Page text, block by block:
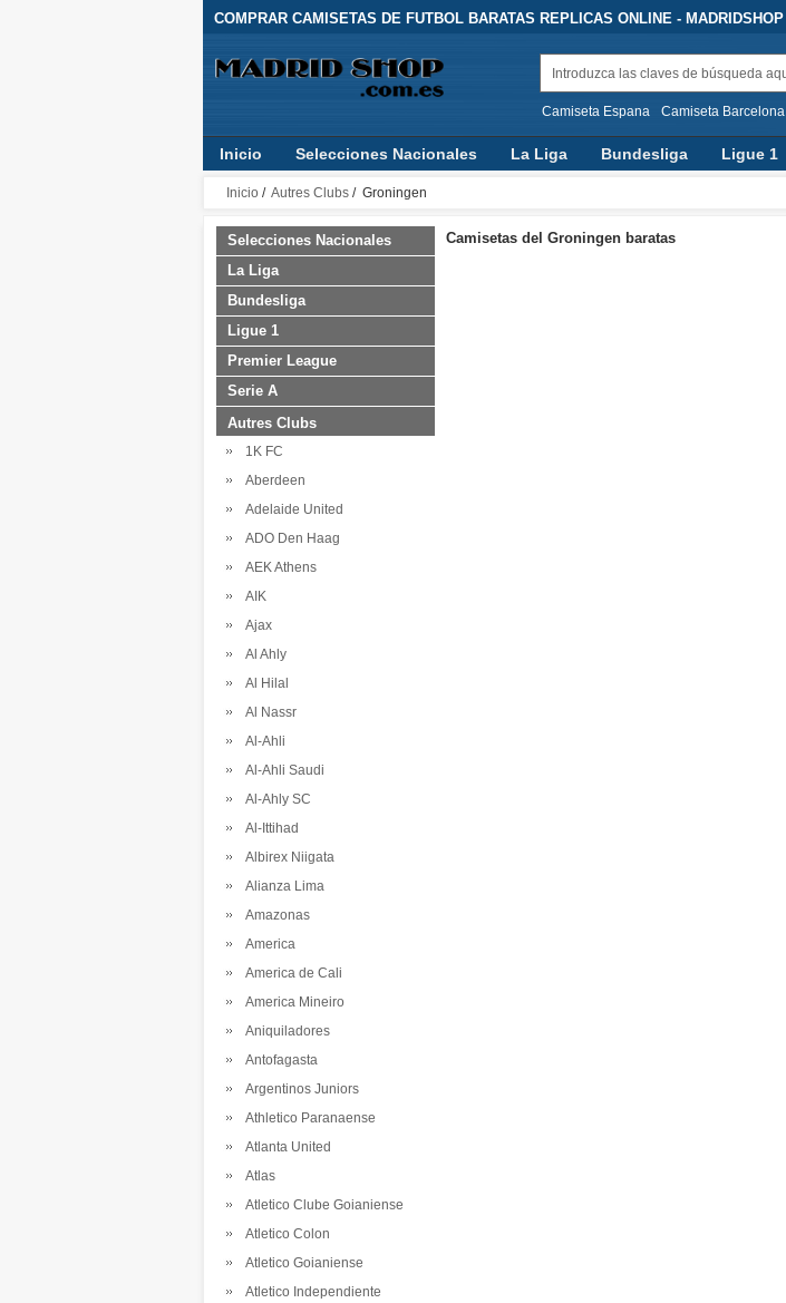
COMPRAR CAMISETAS DE FUTBOL BARATAS REPLICAS ONLINE - MADRIDSHOP
Camiseta Espana Camiseta Barcelona
Inicio Selecciones Nacionales La Liga Bundesliga Ligue 1
Inicio / Autres Clubs / Groningen
Selecciones Nacionales
La Liga
Bundesliga
Ligue 1
Premier League
Serie A
Autres Clubs
1K FC
Aberdeen
Adelaide United
ADO Den Haag
AEK Athens
AIK
Ajax
Al Ahly
Al Hilal
Al Nassr
Al-Ahli
Al-Ahli Saudi
Al-Ahly SC
Al-Ittihad
Albirex Niigata
Alianza Lima
Amazonas
America
America de Cali
America Mineiro
Aniquiladores
Antofagasta
Argentinos Juniors
Athletico Paranaense
Atlanta United
Atlas
Atletico Clube Goianiense
Atletico Colon
Atletico Goianiense
Atletico Independiente
Camisetas del Groningen baratas